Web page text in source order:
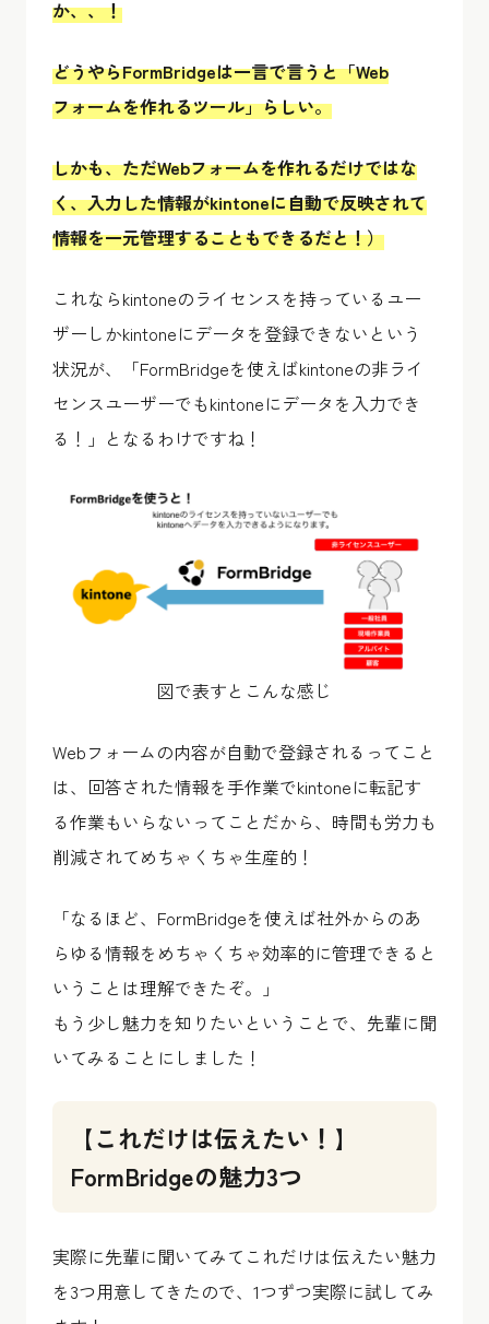
か、、！
どうやらFormBridgeは一言で言うと「Web
フォームを作れるツール」らしい。
しかも、ただWebフォームを作れるだけではな
く、入力した情報がkintoneに自動で反映されて
情報を一元管理することもできるだと！）
これならkintoneのライセンスを持っているユー
ザーしかkintoneにデータを登録できないという
状況が、「FormBridgeを使えばkintoneの非ライ
センスユーザーでもkintoneにデータを入力でき
る！」となるわけですね！
図で表すとこんな感じ
Webフォームの内容が自動で登録されるってこと
は、回答された情報を手作業でkintoneに転記す
る作業もいらないってことだから、時間も労力も
削減されてめちゃくちゃ生産的！
「なるほど、FormBridgeを使えば社外からのあ
らゆる情報をめちゃくちゃ効率的に管理できると
いうことは理解できたぞ。」
もう少し魅力を知りたいということで、先輩に聞
いてみることにしました！
【これだけは伝えたい！】
FormBridgeの魅力3つ
実際に先輩に聞いてみてこれだけは伝えたい魅力
を3つ用意してきたので、1つずつ実際に試してみ